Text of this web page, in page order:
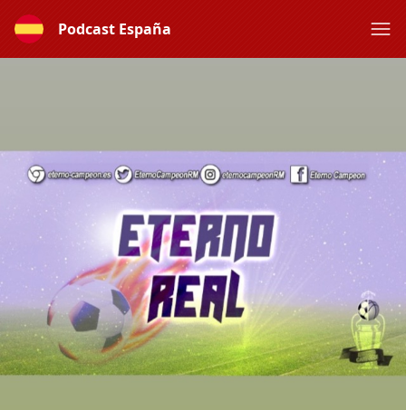
Podcast España